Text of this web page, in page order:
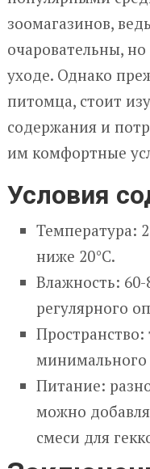
зоомагазинов,
очаровательны,
уходе. Однако
питомца, стоит
содержания и
им комфортные
Условия
Температура:
ниже 20°C.
Влажность: 60-
регулярного
Пространство:
минимального
Питание:
можно
смеси для